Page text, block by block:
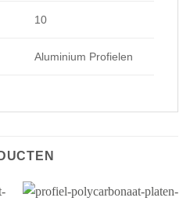
10
Aluminium Profielen